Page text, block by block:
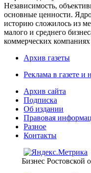
Независимость,
основные ценности.
историю сложилось из
малого и среднего
коммерческих
Архив газеты
Реклама в газете и
Архив сайта
Подписка
Об издании
Правовая
Разное
Контакты
Бизнес Ростовской